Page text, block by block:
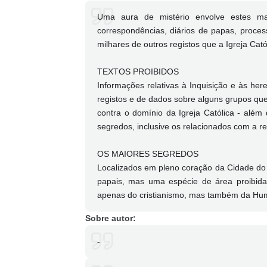
Uma aura de mistério envolve estes
correspondências, diários de papas,
milhares de outros registos que a Igreja
TEXTOS PROIBIDOS
Informações relativas à Inquisição e às
registos e de dados sobre alguns grupos
contra o domínio da Igreja Católica - além
segredos, inclusive os relacionados com a
OS MAIORES SEGREDOS
Localizados em pleno coração da Cidade
papais, mas uma espécie de área
apenas do cristianismo, mas também da
Sobre autor:
-